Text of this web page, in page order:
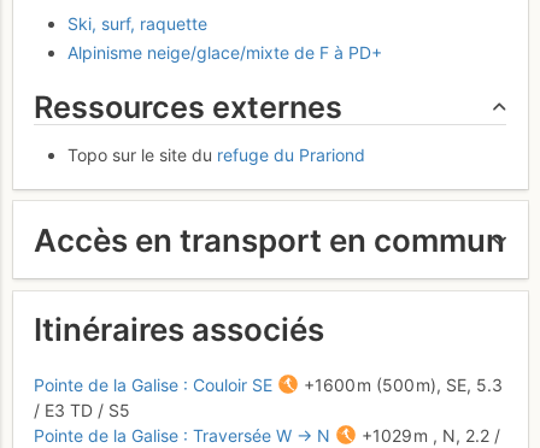
Ski, surf, raquette
Alpinisme neige/glace/mixte de F à PD+
Ressources externes
Topo sur le site du refuge du Prariond
Accès en transport en commun
Itinéraires associés
Pointe de la Galise : Couloir SE +1600 m (500 m), SE, 5.3
/ E3 TD / S5
Pointe de la Galise : Traversée W → N
+1029 m , N, 2.2 /